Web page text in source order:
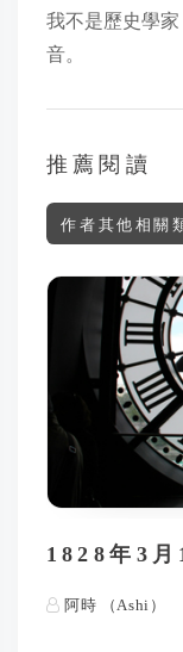
我不是歷史學
音。
推薦閱讀
作者其他相關
1828年3
阿時 （Ashi）